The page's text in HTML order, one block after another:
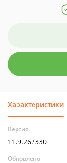
Характеристики
Версия
11.9.267330
Обновлено